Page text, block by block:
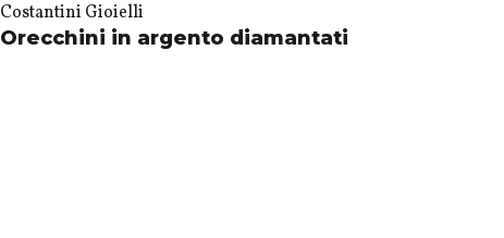
Costantini Gioielli
Orecchini in argento diamantati